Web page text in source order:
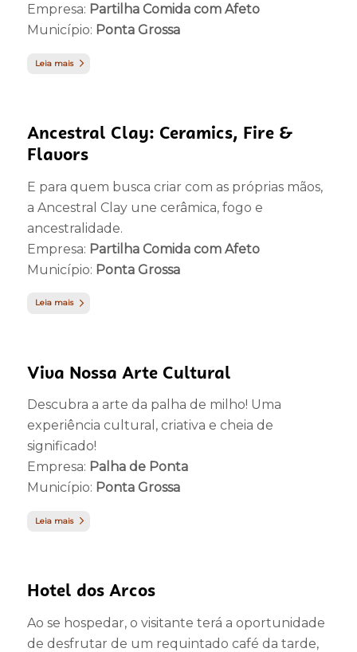
Empresa: Partilha Comida com Afeto
Município: Ponta Grossa
Leia mais
Ancestral Clay: Ceramics, Fire &
Flavors
E para quem busca criar com as próprias mãos,
a Ancestral Clay une cerâmica, fogo e
ancestralidade.
Empresa: Partilha Comida com Afeto
Município: Ponta Grossa
Leia mais
Viva Nossa Arte Cultural
Descubra a arte da palha de milho! Uma
experiência cultural, criativa e cheia de
significado!
Empresa: Palha de Ponta
Município: Ponta Grossa
Leia mais
Hotel dos Arcos
Ao se hospedar, o visitante terá a oportunidade
de desfrutar de um requintado café da tarde,